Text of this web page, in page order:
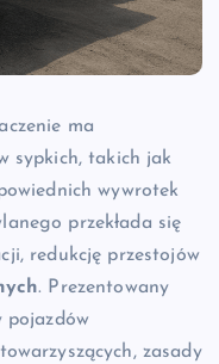
ma
sypkich, takich jak
wywrotek
przekłada się
redukcję przestojów
. Prezentowany
pojazdów
zasady